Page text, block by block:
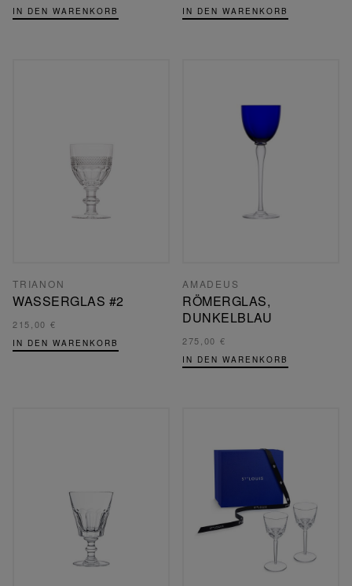
IN DEN WARENKORB IN DEN WARENKORB
TRIANON
WASSERGLAS #2
215,00 €
IN DEN WARENKORB
AMADEUS
RÖMERGLAS,
DUNKELBLAU
275,00 €
IN DEN WARENKORB